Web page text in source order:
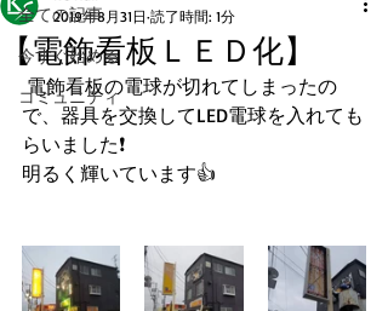
全ての記事
今すぐ始める
コミュニティ
【電飾看板ＬＥＤ化】
2019年8月31日 読了時間: 1分
電飾看板の電球が切れてしまったの
で、器具を交換してLED電球を入れても
らいました❗
明るく輝いています👍